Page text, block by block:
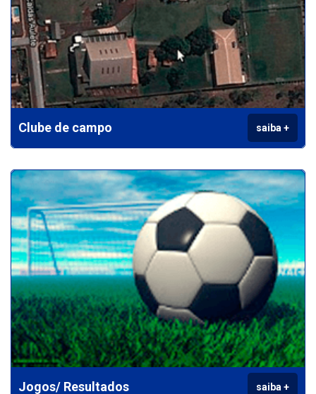
Clube de campo saiba +
Jogos/ Resultados saiba +